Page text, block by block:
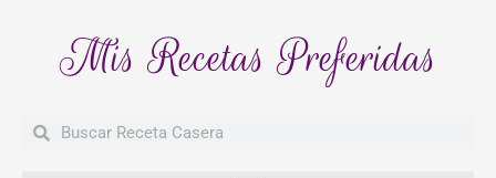
Mis Recetas Preferidas
BuscarBuscar